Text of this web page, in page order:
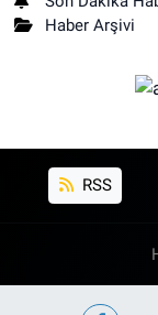
Haber Arşivi
RSS